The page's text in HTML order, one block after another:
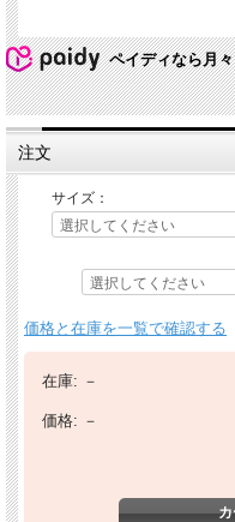
ペイディなら月々
注文
サイズ：
価格と在庫を一覧で確認する
在庫: －
価格: －